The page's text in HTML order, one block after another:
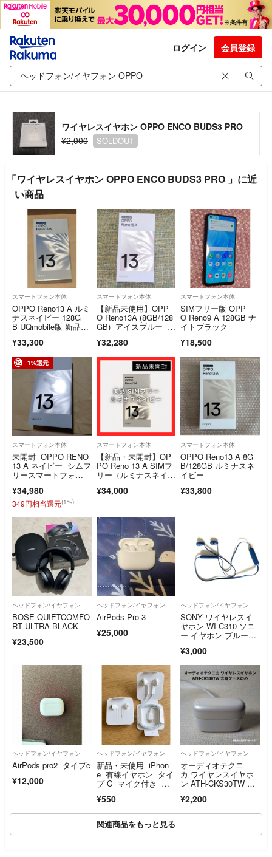
ログイン 会員登録
ワイヤレスイヤホン OPPO ENCO BUDS3 PRO
¥2,000
SOLDOUT
「ワイヤレスイヤホン OPPO ENCO BUDS3 PRO 」に近
い商品
スマートフォン本体
OPPO Reno13 A ルミ
ナスネイビー 128G
B UQmobile版 新品未
¥33,300
スマートフォン本体
【新品未使用】OPP
O Reno13A (8GB/128
GB) アイスブルー O
¥32,280
スマートフォン本体
SIMフリー版 OPP
O Reno9 A 128GB ナ
イトブラック
¥18,500
1%還元
スマートフォン本体
未開封 OPPO RENO
13 A ネイビー シムフ
リースマートフォ
¥34,980
349円相当還元(1%)
スマートフォン本体
【新品・未開封】OP
PO Reno 13 A SIMフ
リー（ルミナスネイビ
¥34,000
スマートフォン本体
OPPO Reno13 A 8G
B/128GB ルミナスネ
イビー
¥33,800
ヘッドフォン/イヤフォン
BOSE QUIETCOMFO
RT ULTRA BLACK
¥23,500
ヘッドフォン/イヤフォン
AirPods Pro 3
¥25,000
ヘッドフォン/イヤフォン
SONY ワイヤレスイ
ヤホン WI-C310 ソニ
ー イヤホン ブルー本
¥3,000
ヘッドフォン/イヤフォン
AirPods pro2 タイプc
¥12,000
ヘッドフォン/イヤフォン
新品・未使用 iPhon
e 有線イヤホン タイ
プ C マイク付き イ
能 音量調節 iPhon
e Android。
¥550
ヘッドフォン/イヤフォン
オーディオテクニ
カ ワイヤレスイヤホ
ン ATH-CKS30TW 充
ク 充電器本体単品 中
古
¥2,200
関連商品をもっと見る